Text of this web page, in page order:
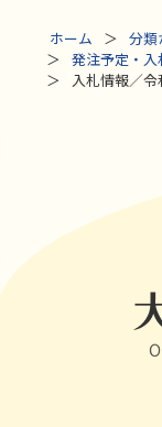
ホーム
分類
発注予定・
入札情報／令